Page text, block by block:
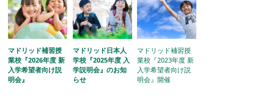
マドリッド補習授
業校『2026年度 新
入学希望者向け説
明会』
マドリッド日本人
学校『2025年度 入
学説明会』のお知
らせ
マドリッド補習授
業校『2023年度 新
入学希望者向け説
明会』開催